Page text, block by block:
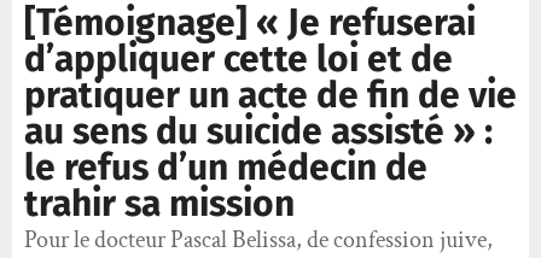
[Témoignage] « Je refuserai
d’appliquer cette loi et de
pratiquer un acte de fin de vie
au sens du suicide assisté » :
le refus d’un médecin de
trahir sa mission
Pour le docteur Pascal Belissa, de confession juive,